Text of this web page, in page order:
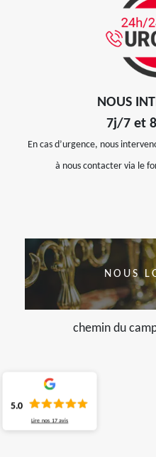
NOUS
7j/7 et
En cas d’urgence, nous
à nous contacter via le
NOUS
chemin du
5.0
Lire nos 17 avis